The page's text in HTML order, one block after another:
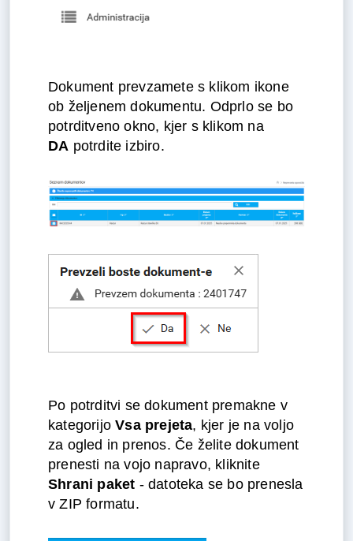
Dokument prevzamete s klikom ikone
ob željenem dokumentu. Odprlo se bo
potrditveno okno, kjer s klikom na
DA potrdite izbiro.
Po potrditvi se dokument premakne v
kategorijoVsa prejeta, kjer je na voljo
za ogled in prenos. Če želite dokument
prenesti na vojo napravo, kliknite
Shrani paket - datoteka se bo prenesla
v ZIP formatu.